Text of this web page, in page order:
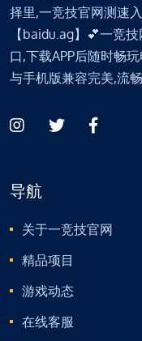
择里,一竞技官网测速
【baidu.ag】💕一竞
口,下载APP后随时畅
与手机版兼容完美,流
导航
关于一竞技官网
精品项目
游戏动态
在线客服